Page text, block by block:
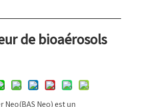
de bioaérosols
Neo) est un